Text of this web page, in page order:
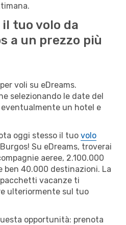
tuo volo da
a un prezzo più
voli su eDreams.
selezionando le date del
un hotel e
oggi stesso il tuo volo
Su eDreams, troverai
aeree, 2.100.000
40.000 destinazioni. La
vacanze ti
ulteriormente sul tuo
opportunità: prenota